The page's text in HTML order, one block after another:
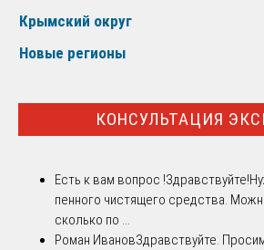
Крымский округ
Новые регионы
КОНСУЛЬТАЦИЯ
Есть к вам вопрос !
пенного чистящего средства.
сколько по ...
Роман ИвановЗдравствуйте.